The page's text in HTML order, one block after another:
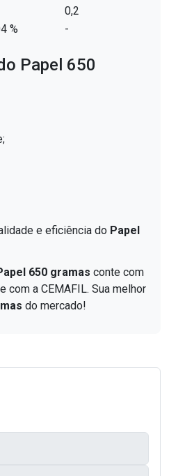
0,2
% -
Papel 650
e eficiência do Papel
650 gramas conte com
com a CEMAFIL. Sua melhor
do mercado!